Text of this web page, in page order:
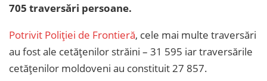
705 traversări persoane.
Potrivit Poliției de Frontieră, cele mai multe traversări
au fost ale cetățenilor străini – 31 595 iar traversările
cetățenilor moldoveni au constituit 27 857.